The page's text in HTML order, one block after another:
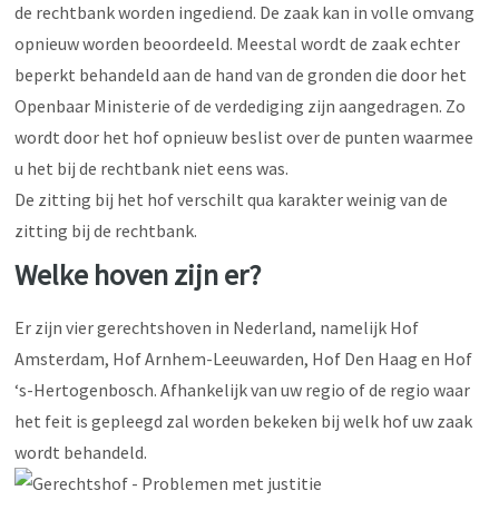
de rechtbank worden ingediend. De zaak kan in volle omvang
opnieuw worden beoordeeld. Meestal wordt de zaak echter
beperkt behandeld aan de hand van de gronden die door het
Openbaar Ministerie of de verdediging zijn aangedragen. Zo
wordt door het hof opnieuw beslist over de punten waarmee
u het bij de rechtbank niet eens was.
De zitting bij het hof verschilt qua karakter weinig van de
zitting bij de rechtbank.
Welke hoven zijn er?
Er zijn vier gerechtshoven in Nederland, namelijk Hof
Amsterdam, Hof Arnhem-Leeuwarden, Hof Den Haag en Hof
‘s-Hertogenbosch. Afhankelijk van uw regio of de regio waar
het feit is gepleegd zal worden bekeken bij welk hof uw zaak
wordt behandeld.